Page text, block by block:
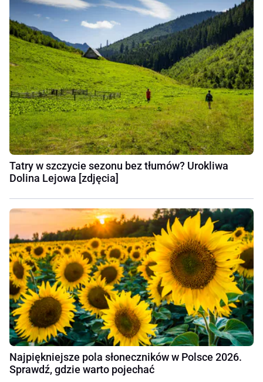
Tatry w szczycie sezonu bez tłumów? Urokliwa
Dolina Lejowa [zdjęcia]
Najpiękniejsze pola słoneczników w Polsce 2026.
Sprawdź, gdzie warto pojechać